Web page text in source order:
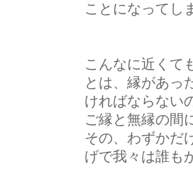
ことになってし
こんなに近くて
とは、縁があっ
ければならない
ご縁と無縁の間
その、わずかだ
げで我々は誰も